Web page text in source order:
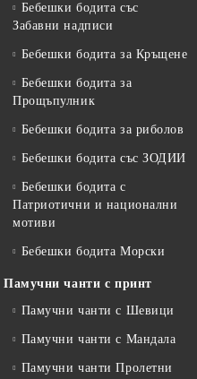
Бебешки бодита със
Забавни надписи
Бебешки бодита за Кръщене
Бебешки бодита за
Прощъпулник
Бебешки бодита за риболов
Бебешки бодита със ЗОДИИ
Бебешки бодита с
Патриотични и национални
мотиви
Бебешки бодита Морски
Памучни чанти с принт
Памучни чанти с Шевици
Памучни чанти с Мандала
Памучни чанти Пролетни